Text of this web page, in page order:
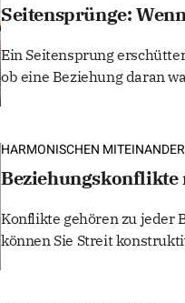
Seitensprünge:
Ein Seitensprung
ob eine Beziehung daran
HARMONISCHEN MITEINANDER
Beziehungskonflikte
Konflikte gehören zu jeder
können Sie Streit